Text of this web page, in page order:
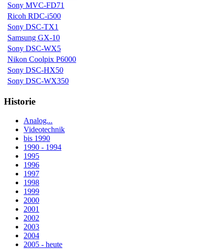
Sony MVC-FD71
Ricoh RDC-i500
Sony DSC-TX1
Samsung GX-10
Sony DSC-WX5
Nikon Coolpix P6000
Sony DSC-HX50
Sony DSC-WX350
Historie
Analog...
Videotechnik
bis 1990
1990 - 1994
1995
1996
1997
1998
1999
2000
2001
2002
2003
2004
2005 - heute